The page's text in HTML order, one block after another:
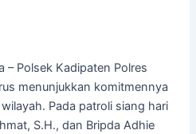
– Polsek Kadipaten Polres
menunjukkan komitmennya
Pada patroli siang hari
S.H., dan Bripda Adhie